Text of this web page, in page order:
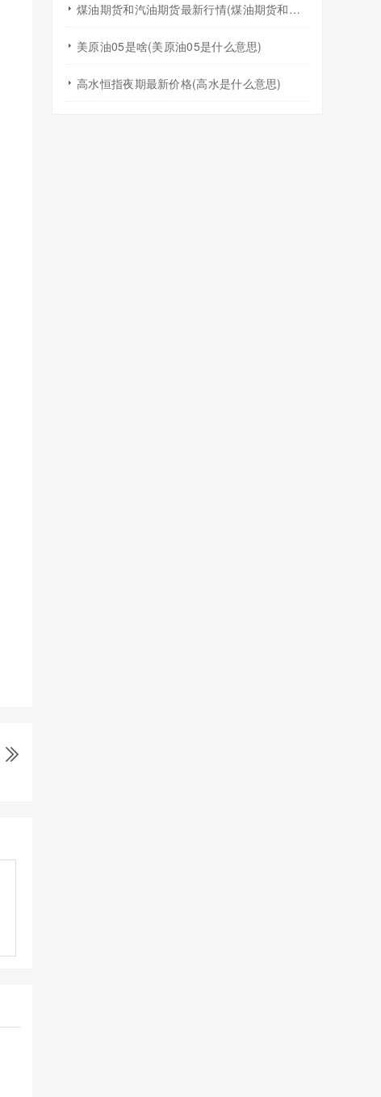
煤油期货和汽油期货最新行情(煤油期货和汽油期货最新行情走势)
美原油05是啥(美原油05是什么意思)
高水恒指夜期最新价格(高水是什么意思)